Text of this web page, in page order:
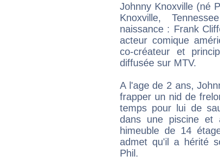
Johnny Knoxville (né
Knoxville,
naissance : Frank
acteur comique
co-créateur et
diffusée sur MTV.
A l'age de 2 ans,
frapper un nid de
temps pour lui de
dans une piscine
himeuble de 14
admet qu'il a hérité
Phil.